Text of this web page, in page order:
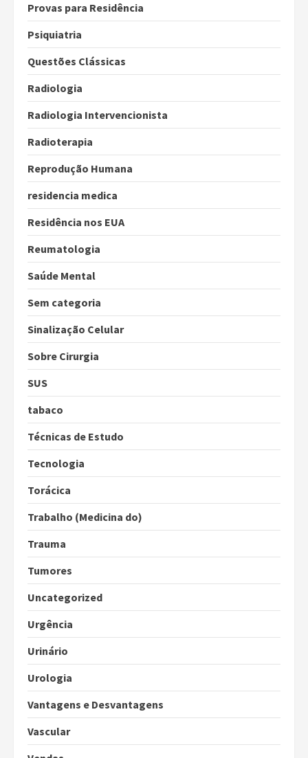
Provas para Residência
Psiquiatria
Questões Clássicas
Radiologia
Radiologia Intervencionista
Radioterapia
Reprodução Humana
residencia medica
Residência nos EUA
Reumatologia
Saúde Mental
Sem categoria
Sinalização Celular
Sobre Cirurgia
SUS
tabaco
Técnicas de Estudo
Tecnologia
Torácica
Trabalho (Medicina do)
Trauma
Tumores
Uncategorized
Urgência
Urinário
Urologia
Vantagens e Desvantagens
Vascular